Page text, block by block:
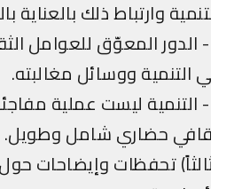
وارتباط ذلك بالعناية
5- الدور المعوّق للعوامل
التنمية ووسائل مغالبته.
6- التنمية ليست عملية مفاجئة،
حضاري شامل وطويل.
تحفظات وإيضاحات حول